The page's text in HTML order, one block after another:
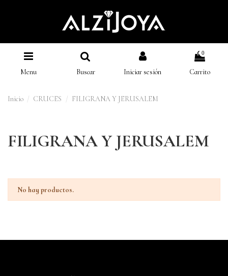
Menu Buscar Iniciar sesión
0
Carrito
Inicio CRUCES FILIGRANA Y JERUSALEM
FILIGRANA Y JERUSALEM
No hay productos.